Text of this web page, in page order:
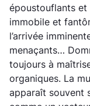
époustouflants et
immobile et
l’arrivée
menaçants…
toujours à
organiques. La
apparaît souvent